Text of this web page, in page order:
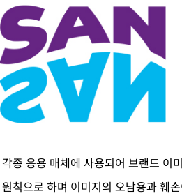
종 응용 매체에 사용되어 브랜드 이
칙으로 하며 이미지의 오남용과 훼